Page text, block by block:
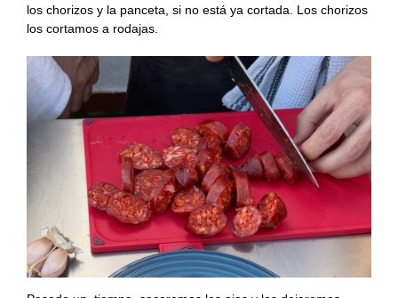
los chorizos y la panceta, si no está ya cortada. Los chorizos
los cortamos a rodajas.